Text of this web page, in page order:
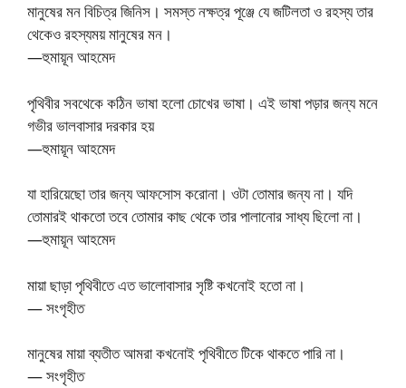
মানুষের মন বিচিত্র জিনিস। সমস্ত নক্ষত্র পূঞ্জে যে জটিলতা ও রহস্য তার
থেকেও রহস্যময় মানুষের মন।
—হুমায়ূন আহমেদ
পৃথিবীর সবথেকে কঠিন ভাষা হলো চোখের ভাষা। এই ভাষা পড়ার জন্য মনে
গভীর ভালবাসার দরকার হয়
—হুমায়ূন আহমেদ
যা হারিয়েছো তার জন্য আফসোস করোনা। ওটা তোমার জন্য না। যদি
তোমারই থাকতো তবে তোমার কাছ থেকে তার পালানোর সাধ্য ছিলো না।
—হুমায়ূন আহমেদ
মায়া ছাড়া পৃথিবীতে এত ভালোবাসার সৃষ্টি কখনোই হতো না।
— সংগৃহীত
মানুষের মায়া ব্যতীত আমরা কখনোই পৃথিবীতে টিকে থাকতে পারি না।
— সংগৃহীত